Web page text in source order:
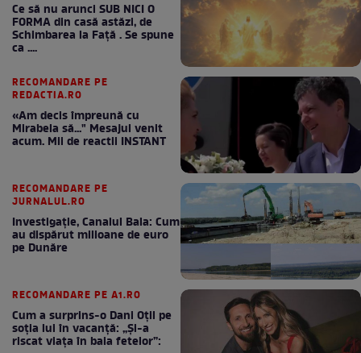
Ce să nu arunci SUB NICI O
FORMA din casă astăzi, de
Schimbarea la Față . Se spune
ca ....
RECOMANDARE PE
REDACTIA.RO
«Am decis împreună cu
Mirabela să..." Mesajul venit
acum. Mii de reactii INSTANT
RECOMANDARE PE
JURNALUL.RO
Investigație, Canalul Bala: Cum
au dispărut milioane de euro
pe Dunăre
RECOMANDARE PE A1.RO
Cum a surprins-o Dani Oțil pe
soția lui în vacanță: „Și-a
riscat viața în baia fetelor”: